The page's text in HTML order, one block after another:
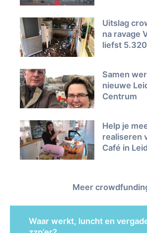
Uitslag
na ravage
liefst
Samen
nieuwe
Centrum
Help je
realiseren
Café in
Meer
Waar werkt, luncht en